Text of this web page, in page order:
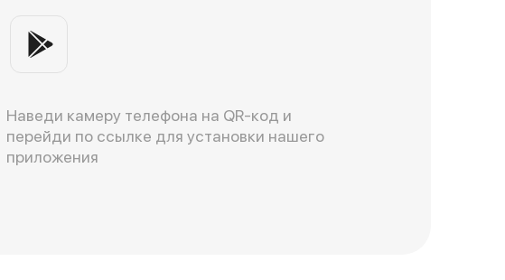
Наведи камеру телефона на QR-код и
перейди по ссылке для установки нашего
приложения